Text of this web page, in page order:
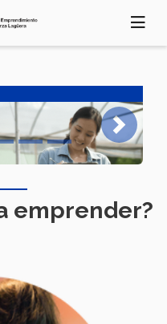
Next
emprender?